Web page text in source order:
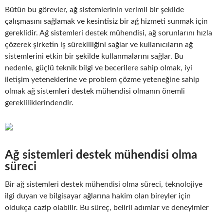
Bütün bu görevler, ağ sistemlerinin verimli bir şekilde
çalışmasını sağlamak ve kesintisiz bir ağ hizmeti sunmak için
gereklidir. Ağ sistemleri destek mühendisi, ağ sorunlarını hızla
çözerek şirketin iş sürekliliğini sağlar ve kullanıcıların ağ
sistemlerini etkin bir şekilde kullanmalarını sağlar. Bu
nedenle, güçlü teknik bilgi ve becerilere sahip olmak, iyi
iletişim yeteneklerine ve problem çözme yeteneğine sahip
olmak ağ sistemleri destek mühendisi olmanın önemli
gerekliliklerindendir.
Ağ sistemleri destek mühendisi olma
süreci
Bir ağ sistemleri destek mühendisi olma süreci, teknolojiye
ilgi duyan ve bilgisayar ağlarına hakim olan bireyler için
oldukça cazip olabilir. Bu süreç, belirli adımlar ve deneyimler